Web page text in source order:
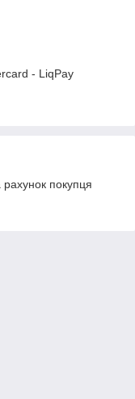
- LiqPay
покупця